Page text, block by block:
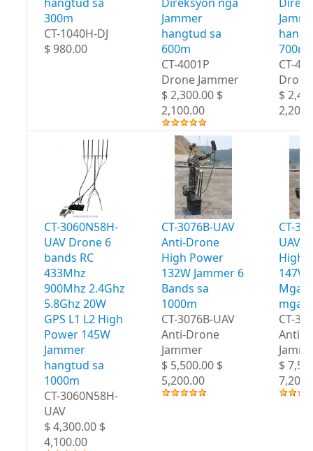
300m
CT-1040H-DJ
$ 980.00
Jammer
hangtud sa
600m
CT-4001P
Drone Jammer
$ 2,300.00 $
2,100.00
700m
CT-
$
CT-3060N58H-
UAV Drone 6
bands RC
433Mhz
900Mhz 2.4Ghz
5.8Ghz 20W
GPS L1 L2 High
Power 145W
Jammer
hangtud sa
1000m
CT-3060N58H-
UAV
$ 4,300.00 $
4,100.00
CT-3076B-UAV
Anti-Drone
High Power
132W Jammer 6
Bands sa
1000m
CT-3076B-UAV
Anti-Drone
Jammer
$ 5,500.00 $
5,200.00
CT-
UAV
High
147W
Mga
mga
CT-
Anti-
$